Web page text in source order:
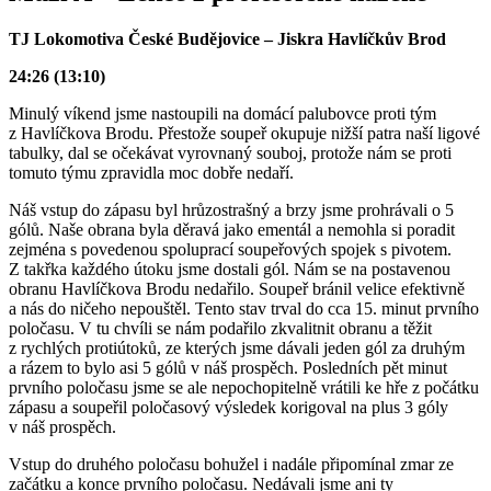
TJ Lokomotiva České Budějovice – Jiskra Havlíčkův Brod
24:26 (13:10)
Minulý víkend jsme nastoupili na domácí palubovce proti tým
z Havlíčkova Brodu. Přestože soupeř okupuje nižší patra naší ligové
tabulky, dal se očekávat vyrovnaný souboj, protože nám se proti
tomuto týmu zpravidla moc dobře nedaří.
Náš vstup do zápasu byl hrůzostrašný a brzy jsme prohrávali o 5
gólů. Naše obrana byla děravá jako ementál a nemohla si poradit
zejména s povedenou spoluprací soupeřových spojek s pivotem.
Z takřka každého útoku jsme dostali gól. Nám se na postavenou
obranu Havlíčkova Brodu nedařilo. Soupeř bránil velice efektivně
a nás do ničeho nepouštěl. Tento stav trval do cca 15. minut prvního
poločasu. V tu chvíli se nám podařilo zkvalitnit obranu a těžit
z rychlých protiútoků, ze kterých jsme dávali jeden gól za druhým
a rázem to bylo asi 5 gólů v náš prospěch. Posledních pět minut
prvního poločasu jsme se ale nepochopitelně vrátili ke hře z počátku
zápasu a soupeřil poločasový výsledek korigoval na plus 3 góly
v náš prospěch.
Vstup do druhého poločasu bohužel i nadále připomínal zmar ze
začátku a konce prvního poločasu. Nedávali jsme ani ty